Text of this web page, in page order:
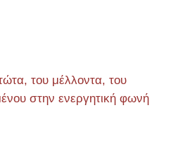
του μέλλοντα, του
στην ενεργητική φωνή